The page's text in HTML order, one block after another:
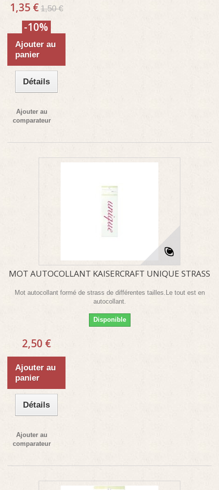
1,35 € 1,50 €
-10%
Ajouter au
panier
Détails
Ajouter au
comparateur
MOT AUTOCOLLANT KAISERCRAFT UNIQUE STRASS
Mot autocollant formé de strass de différentes tailles.Le tout est en
autocollant.
Disponible
2,50 €
Ajouter au
panier
Détails
Ajouter au
comparateur